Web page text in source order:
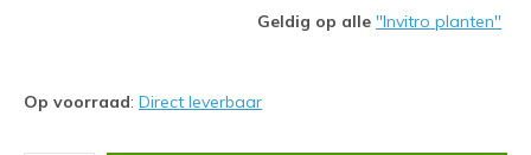
Geldig op alle ''Invitro planten''
Op voorraad: Direct leverbaar